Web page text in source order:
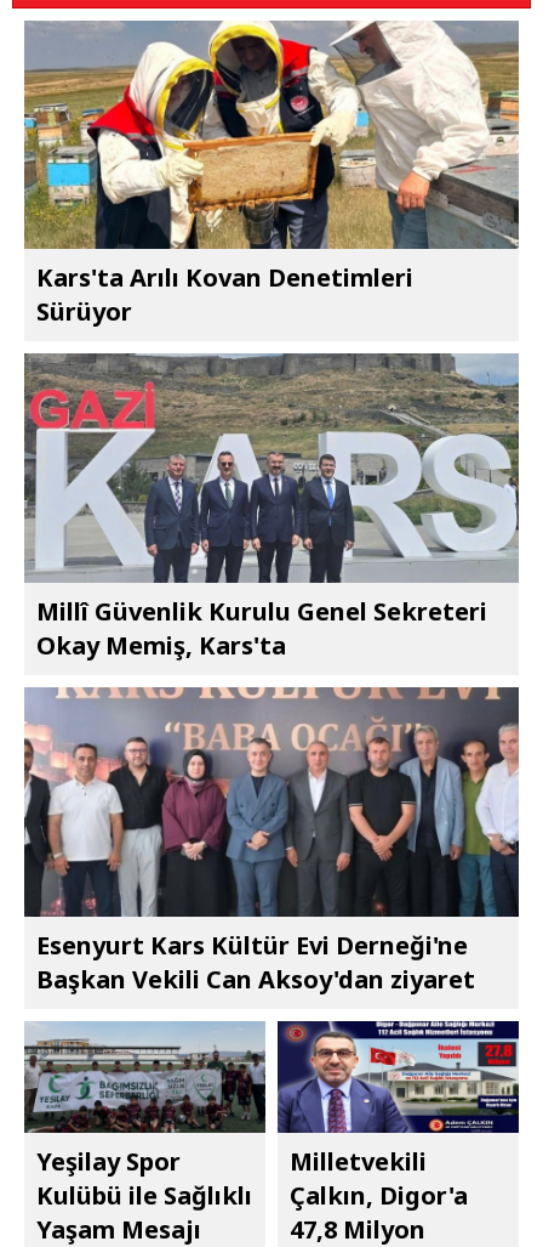
Kars'ta Arılı Kovan Denetimleri
Sürüyor
Millî Güvenlik Kurulu Genel Sekreteri
Okay Memiş, Kars'ta
Esenyurt Kars Kültür Evi Derneği'ne
Başkan Vekili Can Aksoy'dan ziyaret
Yeşilay Spor
Kulübü ile Sağlıklı
Yaşam Mesajı
Milletvekili
Çalkın, Digor'a
47,8 Milyon